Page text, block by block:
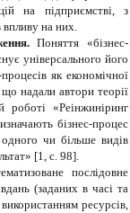
на підприємстві, з
впливу на них.
Поняття «бізнес-
універсального його
як економічної
що надали автори теорії
«Реінжиніринг
бізнес-процес
чи більше видів
[1, с. 98].
послідовне
(заданих в часі та
ресурсів,